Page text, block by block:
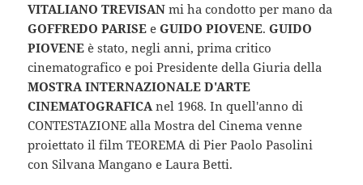
VITALIANO TREVISAN mi ha condotto per mano da
GOFFREDO PARISE eGUIDO PIOVENE.GUIDO
PIOVENE è stato, negli anni, prima critico
cinematografico e poi Presidente della Giuria della
MOSTRA INTERNAZIONALE D'ARTE
CINEMATOGRAFICAnel 1968. In quell'anno di
CONTESTAZIONE alla Mostra del Cinema venne
proiettato il film TEOREMA di Pier Paolo Pasolini
con Silvana Mangano e Laura Betti.